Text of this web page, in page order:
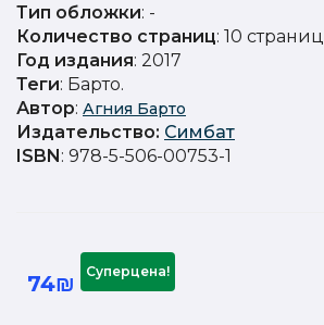
Тип обложки: -
Количество страниц: 10 страниц
Год издания: 2017
Теги: Барто.
Автор: Агния Барто
Издательство: Симбат
ISBN: 978-5-506-00753-1
74₪ Суперцена!